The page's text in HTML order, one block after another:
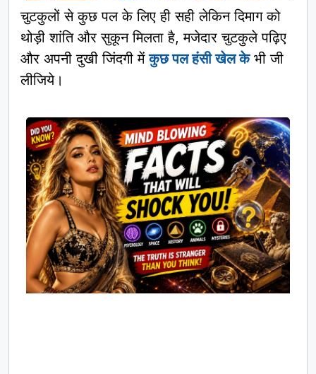
चुटकुलों से कुछ पल के लिए ही सही लेकिन दिमाग को
थोड़ी शांति और सुकून मिलता है, मजेदार चुटकुले पढ़िए
और अपनी दुखी जिंदगी मेंकुछ पल हंसी खेल केभी जी
लीजिये।